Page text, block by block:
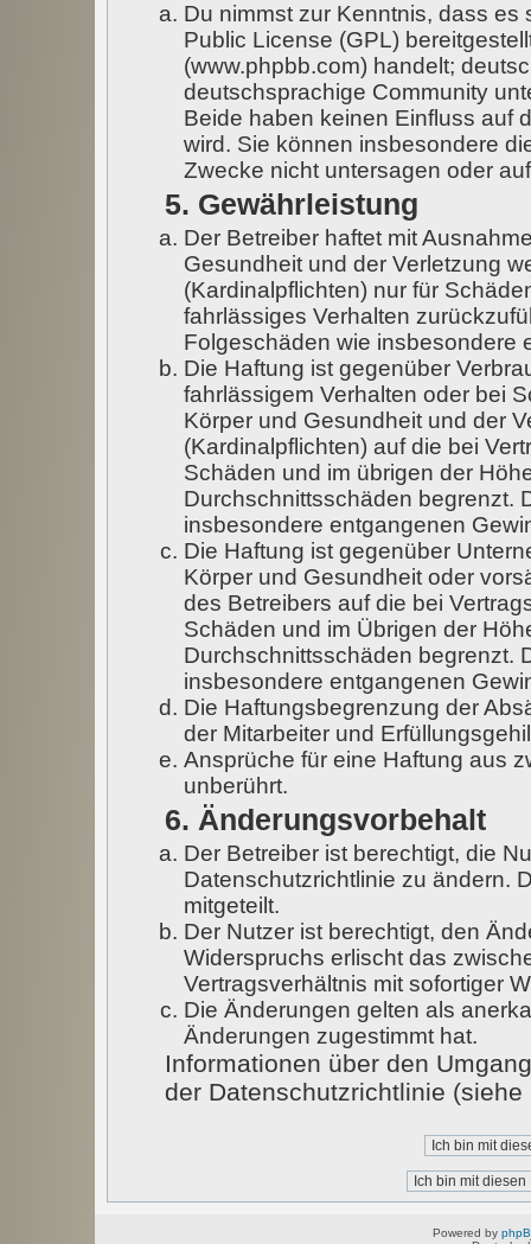
Du nimmst zur Kenntnis, dass
Public License (GPL)
(www.phpbb.com) handelt;
deutschsprachige Community
Beide haben keinen Einfluss auf
wird. Sie können insbesondere
Zwecke nicht untersagen oder
5. Gewährleistung
Der Betreiber haftet mit
Gesundheit und der Verletzung
(Kardinalpflichten) nur für
fahrlässiges Verhalten
Folgeschäden wie insbesondere
Die Haftung ist gegenüber
fahrlässigem Verhalten oder bei
Körper und Gesundheit und der
(Kardinalpflichten) auf die bei
Schäden und im übrigen der
Durchschnittsschäden begrenzt.
insbesondere entgangenen
Die Haftung ist gegenüber
Körper und Gesundheit oder
des Betreibers auf die bei
Schäden und im Übrigen der
Durchschnittsschäden begrenzt.
insbesondere entgangenen
Die Haftungsbegrenzung der
der Mitarbeiter und
Ansprüche für eine Haftung aus
unberührt.
6. Änderungsvorbehalt
Der Betreiber ist berechtigt, die
Datenschutzrichtlinie zu ändern.
mitgeteilt.
Der Nutzer ist berechtigt, den
Widerspruchs erlischt das
Vertragsverhältnis mit sofortiger
Die Änderungen gelten als
Änderungen zugestimmt hat.
Informationen über den
der Datenschutzrichtlinie
Powered by